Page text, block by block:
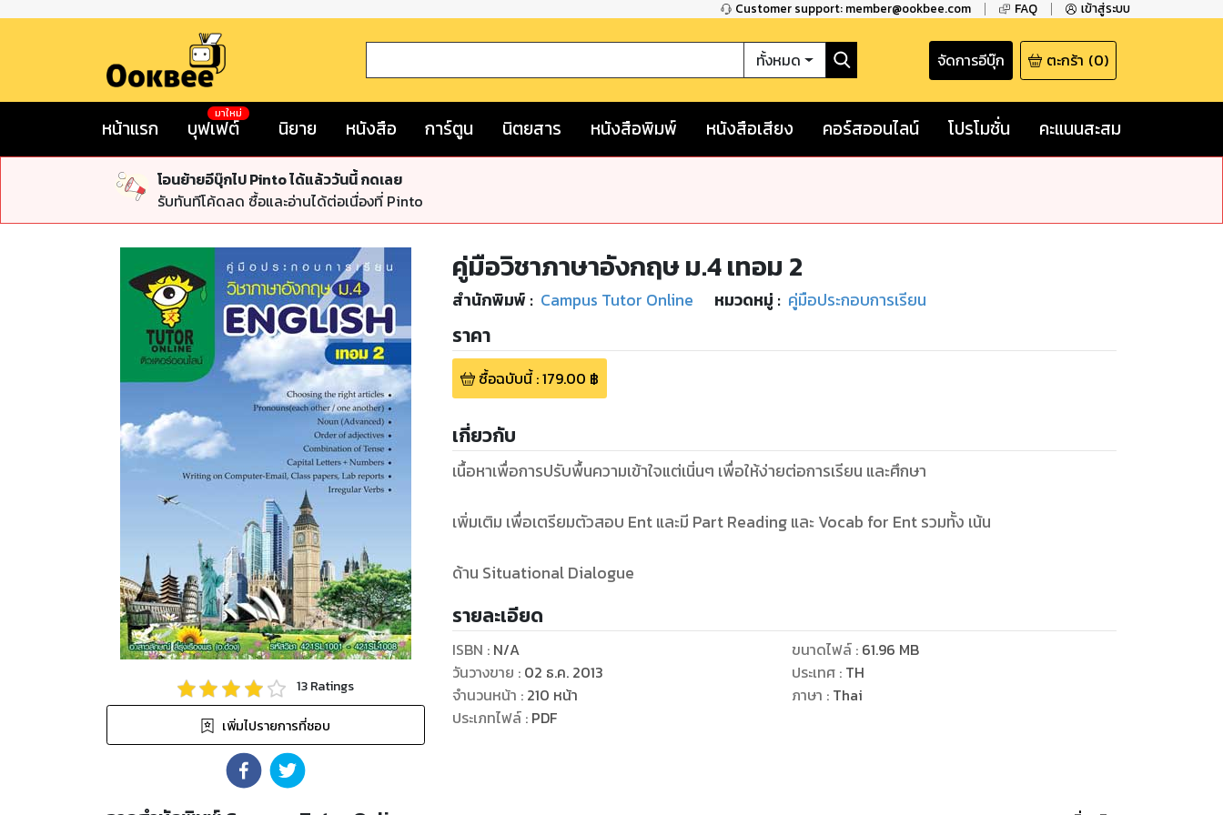
Customer support: member@ookbee.com FAQ เข้าสู่ระบบ
ทั้งหมด จัดการอีบุ๊ก ตะกร้า (0)
หน้าแรก บุฟเฟต์
มาใหม่
นิยาย หนังสือ การ์ตูน นิตยสาร หนังสือพิมพ์ หนังสือเสียง คอร์สออนไลน์ โปรโมชั่น คะแนนสะสม
โอนย้ายอีบุ๊กไป Pinto ได้แล้ววันนี้ กดเลย
รับทันทีโค้ดลด ซื้อและอ่านได้ต่อเนื่องที่ Pinto
13Ratings
เพิ่มไปรายการที่ชอบ
คู่มือวิชาภาษาอังกฤษ ม.4 เทอม 2
สำนักพิมพ์ : Campus Tutor Online หมวดหมู่ : คู่มือประกอบการเรียน
ราคา
ซื้อฉบับนี้:179.00 ฿
เกี่ยวกับ
เนื้อหาเพื่อการปรับพื้นความเข้าใจแต่เนิ่นๆ เพื่อให้ง่ายต่อการเรียน และศึกษา
เพิ่มเติม เพื่อเตรียมตัวสอบ Ent และมี Part Reading และ Vocab for Ent รวมทั้ง เน้น
ด้าน Situational Dialogue
รายละเอียด
ISBN : N/A
วันวางขาย : 02 ธ.ค. 2013
จำนวนหน้า : 210 หน้า
ประเภทไฟล์: PDF
ขนาดไฟล์: 61.96 MB
ประเทศ : TH
ภาษา : Thai